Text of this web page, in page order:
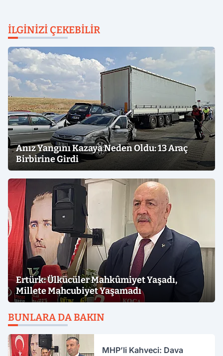
İLGINIZI ÇEKEBILIR
Anız Yangını Kazaya Neden Oldu: 13 Araç
Birbirine Girdi
Ertürk: Ülkücüler Mahkûmiyet Yaşadı,
Millete Mahcubiyet Yaşamadı
BUNLARA DA BAKIN
MHP’li Kahveci: Dava